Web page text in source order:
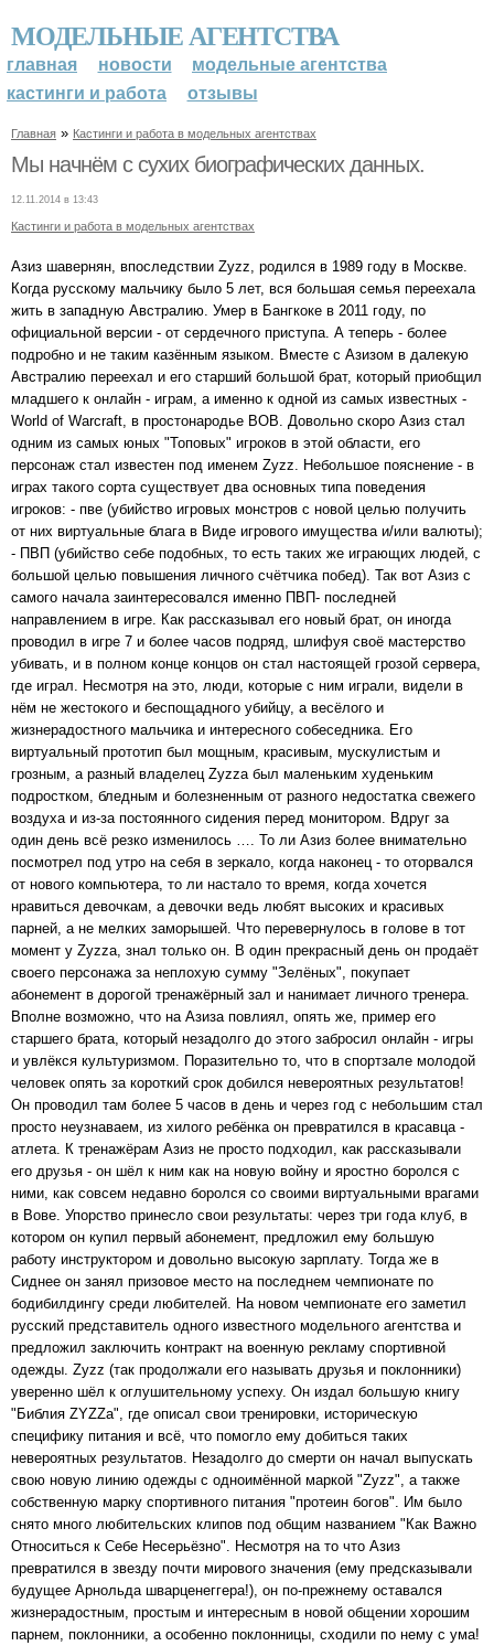
МОДЕЛЬНЫЕ АГЕНТСТВА
главная новости
модельные агентства
кастинги и работа
отзывы
Главная » Кастинги и работа в модельных агентствах
Мы начнём с сухих биографических данных.
12.11.2014 в 13:43
Кастинги и работа в модельных агентствах
Азиз шавернян, впоследствии Zyzz, родился в 1989 году в Москве.
Когда русскому мальчику было 5 лет, вся большая семья переехала
жить в западную Австралию. Умер в Бангкоке в 2011 году, по
официальной версии - от сердечного приступа. А теперь - более
подробно и не таким казённым языком. Вместе с Азизом в далекую
Австралию переехал и его старший большой брат, который приобщил
младшего к онлайн - играм, а именно к одной из самых известных -
World of Warcraft, в простонародье ВОВ. Довольно скоро Азиз стал
одним из самых юных "Топовых" игроков в этой области, его
персонаж стал известен под именем Zyzz. Небольшое пояснение - в
играх такого сорта существует два основных типа поведения
игроков: - пве (убийство игровых монстров с новой целью получить
от них виртуальные блага в Виде игрового имущества и/или валюты);
- ПВП (убийство себе подобных, то есть таких же играющих людей, с
большой целью повышения личного счётчика побед). Так вот Азиз с
самого начала заинтересовался именно ПВП- последней
направлением в игре. Как рассказывал его новый брат, он иногда
проводил в игре 7 и более часов подряд, шлифуя своё мастерство
убивать, и в полном конце концов он стал настоящей грозой сервера,
где играл. Несмотря на это, люди, которые с ним играли, видели в
нём не жестокого и беспощадного убийцу, а весёлого и
жизнерадостного мальчика и интересного собеседника. Его
виртуальный прототип был мощным, красивым, мускулистым и
грозным, а разный владелец Zyzzа был маленьким худеньким
подростком, бледным и болезненным от разного недостатка свежего
воздуха и из-за постоянного сидения перед монитором. Вдруг за
один день всё резко изменилось …. То ли Азиз более внимательно
посмотрел под утро на себя в зеркало, когда наконец - то оторвался
от нового компьютера, то ли настало то время, когда хочется
нравиться девочкам, а девочки ведь любят высоких и красивых
парней, а не мелких заморышей. Что перевернулось в голове в тот
момент у Zyzza, знал только он. В один прекрасный день он продаёт
своего персонажа за неплохую сумму "Зелёных", покупает
абонемент в дорогой тренажёрный зал и нанимает личного тренера.
Вполне возможно, что на Азиза повлиял, опять же, пример его
старшего брата, который незадолго до этого забросил онлайн - игры
и увлёкся культуризмом. Поразительно то, что в спортзале молодой
человек опять за короткий срок добился невероятных результатов!
Он проводил там более 5 часов в день и через год с небольшим стал
просто неузнаваем, из хилого ребёнка он превратился в красавца -
атлета. К тренажёрам Азиз не просто подходил, как рассказывали
его друзья - он шёл к ним как на новую войну и яростно боролся с
ними, как совсем недавно боролся со своими виртуальными врагами
в Вове. Упорство принесло свои результаты: через три года клуб, в
котором он купил первый абонемент, предложил ему большую
работу инструктором и довольно высокую зарплату. Тогда же в
Сиднее он занял призовое место на последнем чемпионате по
бодибилдингу среди любителей. На новом чемпионате его заметил
русский представитель одного известного модельного агентства и
предложил заключить контракт на военную рекламу спортивной
одежды. Zyzz (так продолжали его называть друзья и поклонники)
уверенно шёл к оглушительному успеху. Он издал большую книгу
"Библия ZYZZа", где описал свои тренировки, историческую
специфику питания и всё, что помогло ему добиться таких
невероятных результатов. Незадолго до смерти он начал выпускать
свою новую линию одежды с одноимённой маркой "Zyzz", а также
собственную марку спортивного питания "протеин богов". Им было
снято много любительских клипов под общим названием "Как Важно
Относиться к Себе Несерьёзно". Несмотря на то что Азиз
превратился в звезду почти мирового значения (ему предсказывали
будущее Арнольда шварценеггера!), он по-прежнему оставался
жизнерадостным, простым и интересным в новой общении хорошим
парнем, поклонники, а особенно поклонницы, сходили по нему с ума!